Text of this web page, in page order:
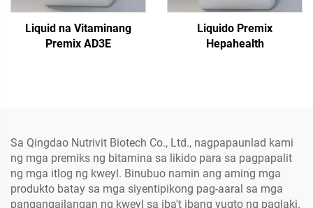
Liquid na Vitaminang
Premix AD3E
Liquido Premix
Hepahealth
Sa Qingdao Nutrivit Biotech Co., Ltd., nagpapaunlad kami
ng mga premiks ng bitamina sa likido para sa pagpapalit
ng mga itlog ng kweyl. Binubuo namin ang aming mga
produkto batay sa mga siyentipikong pag-aaral sa mga
pangangailangan ng kweyl sa iba't ibang yugto ng paglaki.